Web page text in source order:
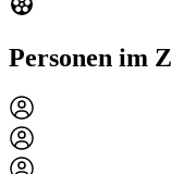
Personen im